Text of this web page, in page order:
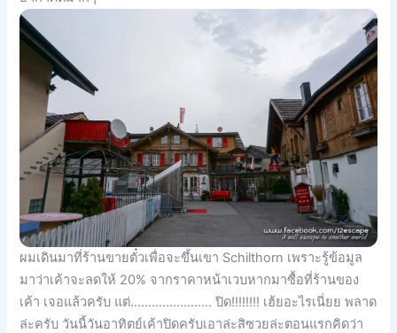
ผมเดินมาที่ร้านขายตั๋วเพื่อจะขึ้นเขา Schilthorn เพราะรู้ข้อมูล
มาว่าเค้าจะลดให้ 20% จากราคาหน้าเวบหากมาซื้อที่ร้านของ
เค้า เจอแล้วครับ แต่………………….. ปิด!!!!!!!! เฮ้ยอะไรเนี่ยย พลาด
ล่ะครับ วันนี้วันอาทิตย์เค้าปิดครับเอาล่ะสิซวยล่ะตอนแรกคิดว่า